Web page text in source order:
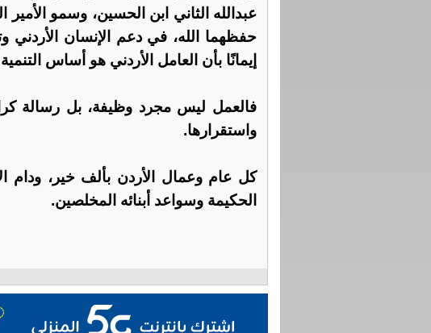
عبدالله الثاني ابن الحسين، وسمو الأمير
حفظهما الله، في دعم الإنسان الأردني
إيمانًا بأن العامل الأردني هو أساس
فالعمل ليس مجرد وظيفة، بل رسالة
واستقرارها.
كل عام وعمال الأردن بألف خير، ودام
الحكيمة وسواعد أبنائه المخلصين.